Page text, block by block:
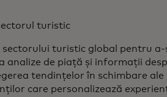
turistic
turistic global pentru
analize de piață și informații
tendințelor în schimbare ale
care personalizează